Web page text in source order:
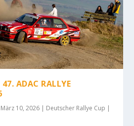
47. ADAC RALLYE
März 10, 2026 | Deutscher Rallye Cup |